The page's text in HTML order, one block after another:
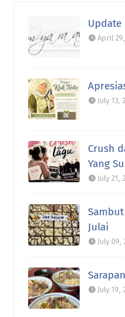
Update
April
July 13,
Crush
Yang
July 21,
Julai
July 09,
July 19,